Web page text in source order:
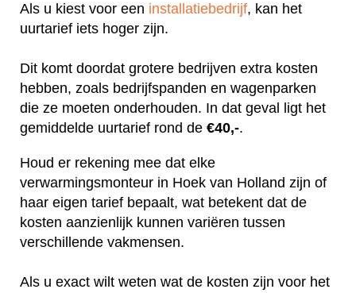
Als u kiest voor een installatiebedrijf, kan het
uurtarief iets hoger zijn.
Dit komt doordat grotere bedrijven extra kosten
hebben, zoals bedrijfspanden en wagenparken
die ze moeten onderhouden. In dat geval ligt het
gemiddelde uurtarief rond de €40,-.
Houd er rekening mee dat elke
verwarmingsmonteur in Hoek van Holland zijn of
haar eigen tarief bepaalt, wat betekent dat de
kosten aanzienlijk kunnen variëren tussen
verschillende vakmensen.
Als u exact wilt weten wat de kosten zijn voor het